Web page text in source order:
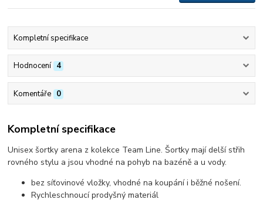
Kompletní specifikace
Hodnocení 4
Komentáře 0
Kompletní specifikace
Unisex šortky arena z kolekce Team Line. Šortky mají delší střih
rovného stylu a jsou vhodné na pohyb na bazéně a u vody.
bez síťovinové vložky, vhodné na koupání i běžné nošení.
Rychleschnoucí prodyšný materiál